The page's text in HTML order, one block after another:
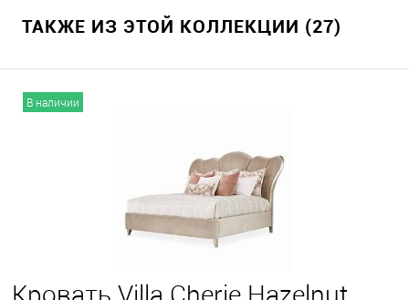
ТАКЖЕ ИЗ ЭТОЙ КОЛЛЕКЦИИ (27)
В наличии